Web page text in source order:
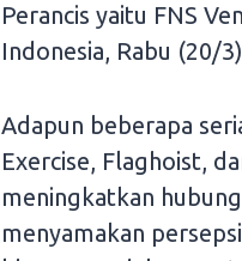
Perancis yaitu FNS
Indonesia, Rabu (20/
Adapun beberapa
Exercise, Flaghoist,
meningkatkan
menyamakan